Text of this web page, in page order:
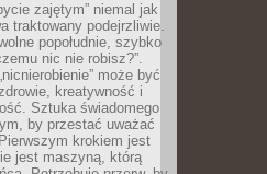
zajętym” niemal jak
traktowany podejrzliwie.
popołudnie, szybko
nic nie robisz?”.
może być
kreatywność i
Sztuka świadomego
by przestać uważać
krokiem jest
jest maszyną, którą